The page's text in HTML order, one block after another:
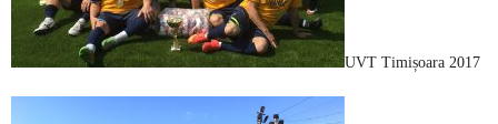
UVT Timișoara 2017